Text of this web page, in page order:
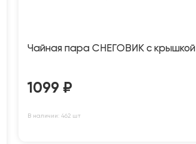
Чайная пара СНЕГОВИК с крышкой
1099 ₽
В наличии: 462 шт